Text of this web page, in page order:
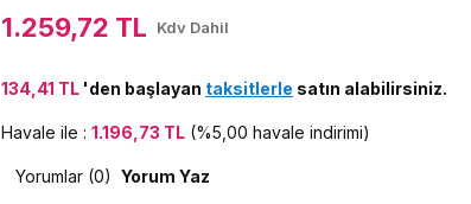
1.259,72 TL Kdv Dahil
134,41 TL 'den başlayan taksitlerle satın alabilirsiniz.
Havale ile : 1.196,73 TL (%5,00 havale indirimi)
Yorumlar (0) Yorum Yaz